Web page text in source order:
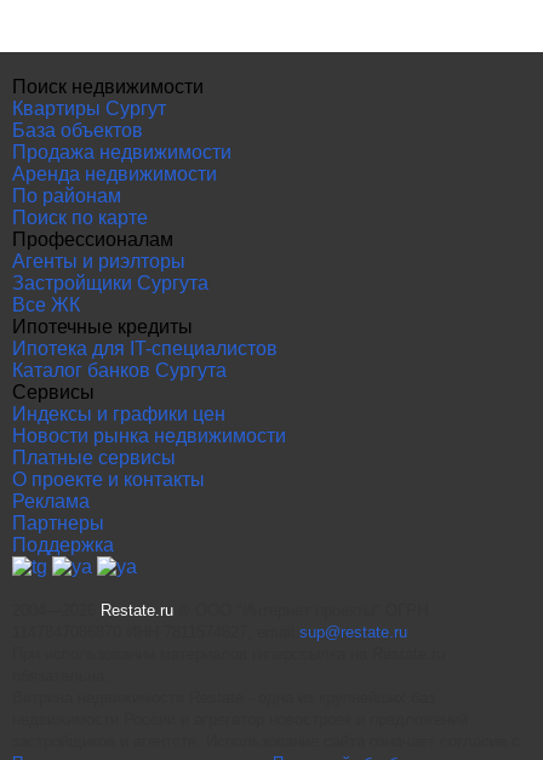
Поиск недвижимости
Квартиры Сургут
База объектов
Продажа недвижимости
Аренда недвижимости
По районам
Поиск по карте
Профессионалам
Агенты и риэлторы
Застройщики Сургута
Все ЖК
Ипотечные кредиты
Ипотека для IT-специалистов
Каталог банков Сургута
Сервисы
Индексы и графики цен
Новости рынка недвижимости
Платные сервисы
О проекте и контакты
Реклама
Партнеры
Поддержка
Restate.ru
sup@restate.ru